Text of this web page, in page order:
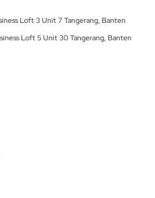
i
Loft 3 Unit 7 Tangerang, Banten
Loft 5 Unit 30 Tangerang, Banten